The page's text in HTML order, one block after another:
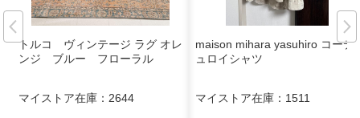
トルコ ヴィンテージ ラグ オレ
ンジ ブルー フローラル
マイストア在庫： 2644
maison mihara yasuhiro コーデ
ュロイシャツ
マイストア在庫： 1511